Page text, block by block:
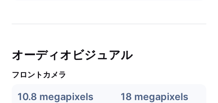
オーディオビジュアル
フロントカメラ
10.8 megapixels 18 megapixels